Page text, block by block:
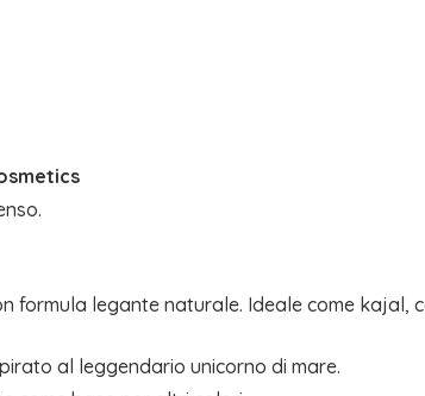
formula legante naturale. Ideale come kajal,
al leggendario unicorno di mare.